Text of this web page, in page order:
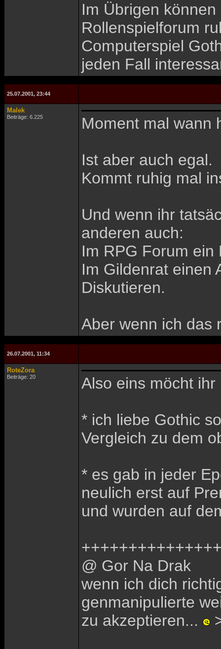
Im Übrigen
Rollenspielforum
Computerspiel
jeden Fall
25.07.2001, 23:44
Malek
Beiträge: 6.225 Moment mal wann
Ist aber auch egal.
Kommt ruhig mal
Und wenn ihr
anderen auch:
Im RPG Forum ein
Im Gildenrat einen
Diskutieren.
Aber wenn ich das
26.07.2001, 11:34
RoteZora
Beiträge: 20 Also eins möcht
* ich liebe Gothic
Vergleich zu dem
* es gab in jeder
neulich erst auf
und wurden auf
@ Gor Na Drak
wenn ich dich
genmanipulierte
zu akzeptieren...